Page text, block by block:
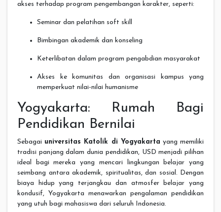
akses terhadap program pengembangan karakter, seperti:
Seminar dan pelatihan soft skill
Bimbingan akademik dan konseling
Keterlibatan dalam program pengabdian masyarakat
Akses ke komunitas dan organisasi kampus yang
memperkuat nilai-nilai humanisme
Yogyakarta: Rumah Bagi
Pendidikan Bernilai
Sebagai universitas Katolik di Yogyakarta yang memiliki
tradisi panjang dalam dunia pendidikan, USD menjadi pilihan
ideal bagi mereka yang mencari lingkungan belajar yang
seimbang antara akademik, spiritualitas, dan sosial. Dengan
biaya hidup yang terjangkau dan atmosfer belajar yang
kondusif, Yogyakarta menawarkan pengalaman pendidikan
yang utuh bagi mahasiswa dari seluruh Indonesia.